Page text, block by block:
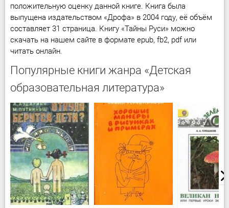
положительную оценку данной книге. Книга была
выпущена издательством «Дрофа» в 2004 году, её объём
составляет 31 страница. Книгу «Тайны Руси» можно
скачать на нашем сайте в формате epub, fb2, pdf или
читать онлайн.
Популярные книги жанра «Детская
образовательная литература»